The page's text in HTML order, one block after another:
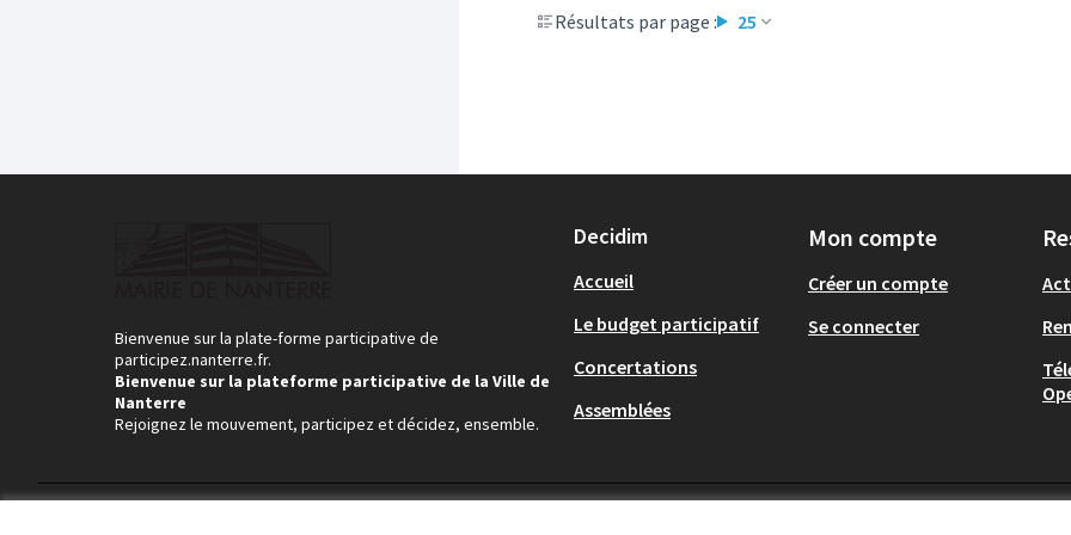
Résultats par page : 25
Bienvenue sur la plate-forme participative de
participez.nanterre.fr.
Bienvenue sur la plateforme participative de la Ville de
Nanterre
Rejoignez le mouvement, participez et décidez, ensemble.
Decidim
Accueil
Le budget participatif
Concertations
Assemblées
Mon compte
Créer un compte
Se connecter